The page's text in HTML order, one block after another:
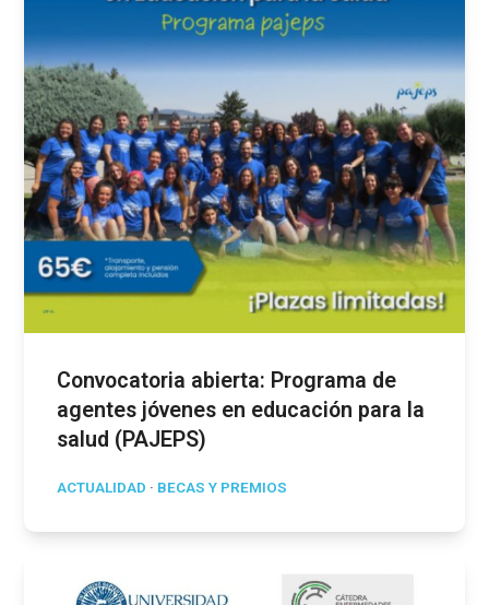
Convocatoria abierta: Programa de
agentes jóvenes en educación para la
salud (PAJEPS)
ACTUALIDAD · BECAS Y PREMIOS